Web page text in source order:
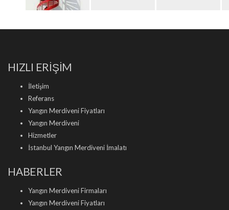
HIZLI ERİŞİM
İletişim
Referans
Yangın Merdiveni Fiyatları
Yangın Merdiveni
Hizmetler
İstanbul Yangın Merdiveni İmalatı
HABERLER
Yangın Merdiveni Firmaları
Yangın Merdiveni Fiyatları